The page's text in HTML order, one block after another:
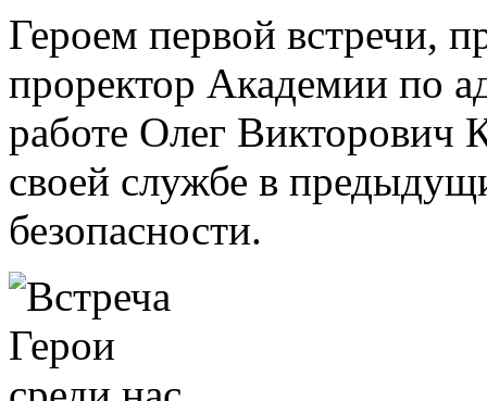
Героем первой встречи,
проректор Академии по
работе Олег Викторович
своей службе в
безопасности.